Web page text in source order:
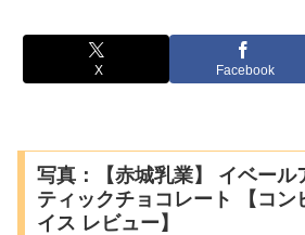
X Facebook
写真：【赤城乳業】 イベール
ティックチョコレート 【コン
イス レビュー】